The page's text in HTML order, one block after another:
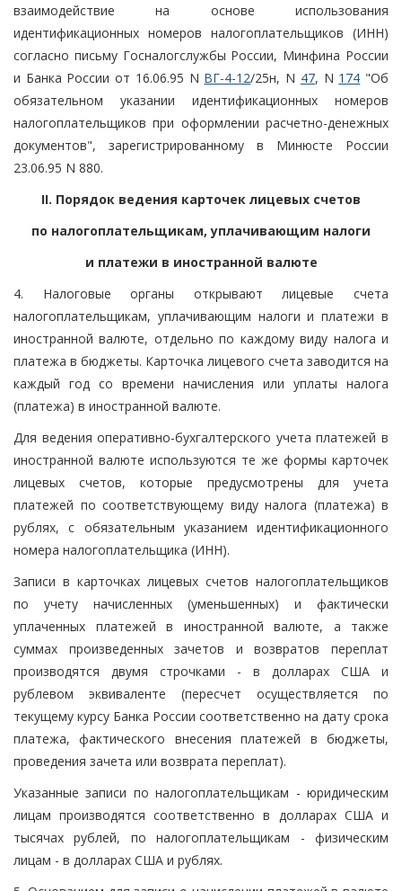
взаимодействие на основе использования
идентификационных номеров налогоплательщиков (ИНН)
согласно письму Госналогслужбы России, Минфина России
и Банка России от 16.06.95 N ВГ-4-12/25н, N 47, N 174 "Об
обязательном указании идентификационных номеров
налогоплательщиков при оформлении расчетно-денежных
документов", зарегистрированному в Минюсте России
23.06.95 N 880.
II. Порядок ведения карточек лицевых счетов
по налогоплательщикам, уплачивающим налоги
и платежи в иностранной валюте
4. Налоговые органы открывают лицевые счета
налогоплательщикам, уплачивающим налоги и платежи в
иностранной валюте, отдельно по каждому виду налога и
платежа в бюджеты. Карточка лицевого счета заводится на
каждый год со времени начисления или уплаты налога
(платежа) в иностранной валюте.
Для ведения оперативно-бухгалтерского учета платежей в
иностранной валюте используются те же формы карточек
лицевых счетов, которые предусмотрены для учета
платежей по соответствующему виду налога (платежа) в
рублях, с обязательным указанием идентификационного
номера налогоплательщика (ИНН).
Записи в карточках лицевых счетов налогоплательщиков
по учету начисленных (уменьшенных) и фактически
уплаченных платежей в иностранной валюте, а также
суммах произведенных зачетов и возвратов переплат
производятся двумя строчками - в долларах США и
рублевом эквиваленте (пересчет осуществляется по
текущему курсу Банка России соответственно на дату срока
платежа, фактического внесения платежей в бюджеты,
проведения зачета или возврата переплат).
Указанные записи по налогоплательщикам - юридическим
лицам производятся соответственно в долларах США и
тысячах рублей, по налогоплательщикам - физическим
лицам - в долларах США и рублях.